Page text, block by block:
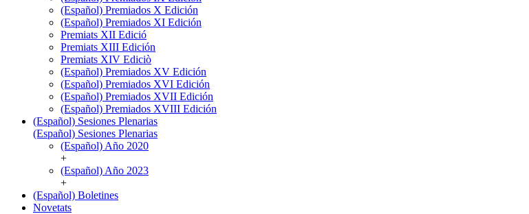
(Español) Premiados X Edición
(Español) Premiados XI Edición
Premiats XII Edició
Premiats XIII Edición
Premiats XIV Ediciò
(Español) Premiados XV Edición
(Español) Premiados XVI Edición
(Español) Premiados XVII Edición
(Español) Premiados XVIII Edición
(Español) Sesiones Plenarias
(Español) Sesiones Plenarias
(Español) Año 2020
+
(Español) Año 2023
+
(Español) Boletines
Novetats